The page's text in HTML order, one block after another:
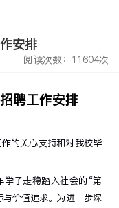
安排
阅读次数：11604次
聘工作安排
的关心支持和对我校毕
学子走稳踏入社会的“第
价值追求。为进一步深